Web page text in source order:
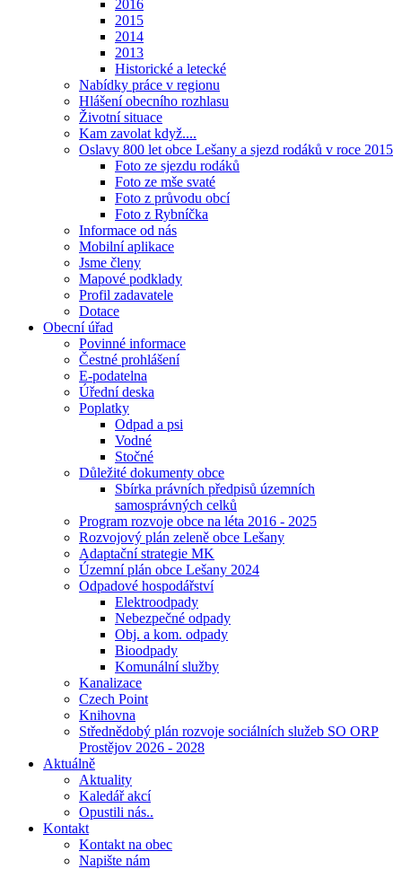
2016
2015
2014
2013
Historické a letecké
Nabídky práce v regionu
Hlášení obecního rozhlasu
Životní situace
Kam zavolat když....
Oslavy 800 let obce Lešany a sjezd rodáků v roce 2015
Foto ze sjezdu rodáků
Foto ze mše svaté
Foto z průvodu obcí
Foto z Rybníčka
Informace od nás
Mobilní aplikace
Jsme členy
Mapové podklady
Profil zadavatele
Dotace
Obecní úřad
Povinné informace
Čestné prohlášení
E-podatelna
Úřední deska
Poplatky
Odpad a psi
Vodné
Stočné
Důležité dokumenty obce
Sbírka právních předpisů územních
samosprávných celků
Program rozvoje obce na léta 2016 - 2025
Rozvojový plán zeleně obce Lešany
Adaptační strategie MK
Územní plán obce Lešany 2024
Odpadové hospodářství
Elektroodpady
Nebezpečné odpady
Obj. a kom. odpady
Bioodpady
Komunální služby
Kanalizace
Czech Point
Knihovna
Střednědobý plán rozvoje sociálních služeb SO ORP
Prostějov 2026 - 2028
Aktuálně
Aktuality
Kaledář akcí
Opustili nás..
Kontakt
Kontakt na obec
Napište nám